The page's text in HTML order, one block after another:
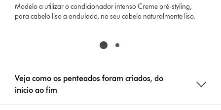
Modelo a utilizar o condicionador intenso Creme pré-styling,
para cabelo liso a ondulado, no seu cabelo naturalmente liso.
Veja como os penteados foram criados, do
início ao fim